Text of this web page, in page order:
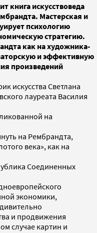
книга искусствоведа
Мастерская и
психологию
стратегию.
как на художника-
и эффективную
произведений
искусства Светлана
лауреата Василия
на
на Рембрандта,
века», как на
Соединенных
экономики,
и продвижения
случае картин и